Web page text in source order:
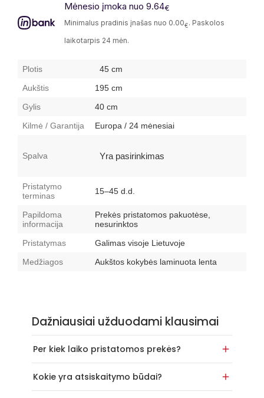
Mėnesio įmoka nuo 9.64€
Minimalus pradinis įnašas nuo 0.00€. Paskolos
laikotarpis 24 mėn.
Plotis
45 cm
Aukštis
195 cm
Gylis
40 cm
Kilmė / Garantija
Europa / 24 mėnesiai
Spalva Yra pasirinkimas
Pristatymo
terminas
15–45 d.d.
Papildoma
informacija
Prekės pristatomos pakuotėse,
nesurinktos
Pristatymas
Galimas visoje Lietuvoje
Medžiagos
Aukštos kokybės laminuota lenta
Dažniausiai užduodami klausimai
Per kiek laiko pristatomos prekės?
Kokie yra atsiskaitymo būdai?